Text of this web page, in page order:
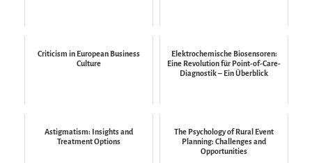
Criticism in European Business
Culture
Elektrochemische Biosensoren:
Eine Revolution für Point-of-Care-
Diagnostik – Ein Überblick
Astigmatism: Insights and
Treatment Options
The Psychology of Rural Event
Planning: Challenges and
Opportunities